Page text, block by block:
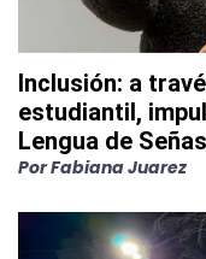
Inclusión: a
estudiantil,
Lengua de
PorFabiana Juarez